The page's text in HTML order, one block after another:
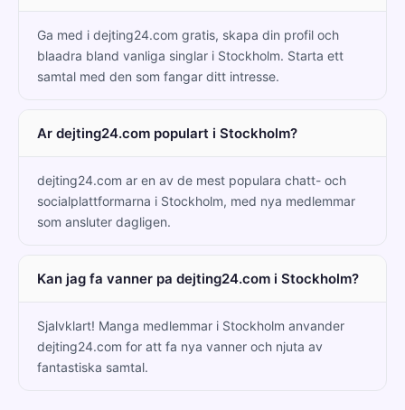
Ga med i dejting24.com gratis, skapa din profil och
blaadra bland vanliga singlar i Stockholm. Starta ett
samtal med den som fangar ditt intresse.
Ar dejting24.com populart i Stockholm?
dejting24.com ar en av de mest populara chatt- och
socialplattformarna i Stockholm, med nya medlemmar
som ansluter dagligen.
Kan jag fa vanner pa dejting24.com i Stockholm?
Sjalvklart! Manga medlemmar i Stockholm anvander
dejting24.com for att fa nya vanner och njuta av
fantastiska samtal.